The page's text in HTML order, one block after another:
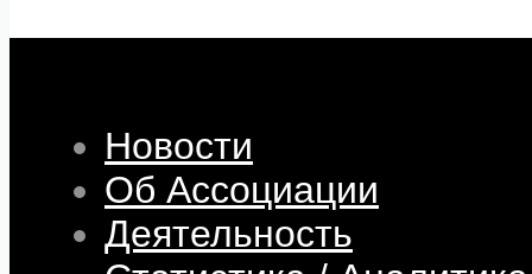
Новости
Об Ассоциации
Деятельность